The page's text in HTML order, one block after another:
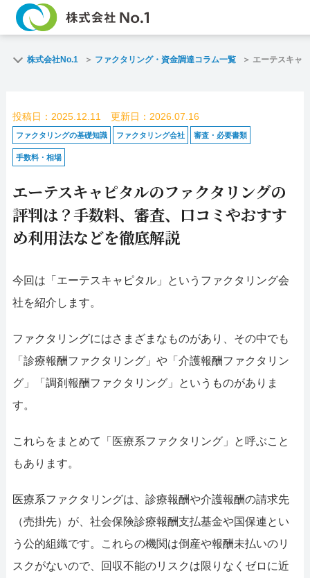
よくある質問
企業情報
名古屋支店HP 福岡支店HP
お電話で
おすすめ記事
ファクタリングで即日資金調達
株式会社No.1 ファクタリング・資金調達コラム一覧 エーテスキャ
投稿日：2025.12.11 更新日：2026.07.16
ファクタリングの基礎知識 ファクタリング会社 審査・必要書類
手数料・相場
エーテスキャピタルのファクタリングの
評判は？手数料、審査、口コミやおすす
め利用法などを徹底解説
今回は「エーテスキャピタル」というファクタリング会
社を紹介します。
ファクタリングにはさまざまなものがあり、その中でも
「診療報酬ファクタリング」や「介護報酬ファクタリン
グ」「調剤報酬ファクタリング」というものがありま
す。
これらをまとめて「医療系ファクタリング」と呼ぶこと
もあります。
医療系ファクタリングは、診療報酬や介護報酬の請求先
（売掛先）が、社会保険診療報酬支払基金や国保連とい
う公的組織です。これらの機関は倒産や報酬未払いのリ
スクがないので、回収不能のリスクは限りなくゼロに近